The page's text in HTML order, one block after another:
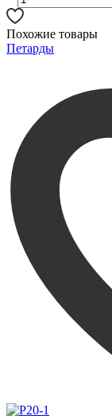
Похожие товары
Петарды